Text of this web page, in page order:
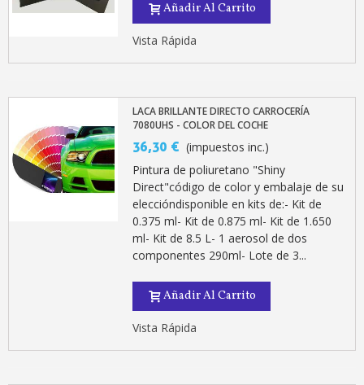
Añadir Al Carrito
Vista Rápida
LACA BRILLANTE DIRECTO CARROCERÍA
7080UHS - COLOR DEL COCHE
36,30 € (impuestos inc.)
Pintura de poliuretano "Shiny
Direct"código de color y embalaje de su
eleccióndisponible en kits de:- Kit de
0.375 ml- Kit de 0.875 ml- Kit de 1.650
ml- Kit de 8.5 L- 1 aerosol de dos
componentes 290ml- Lote de 3...
Añadir Al Carrito
Vista Rápida